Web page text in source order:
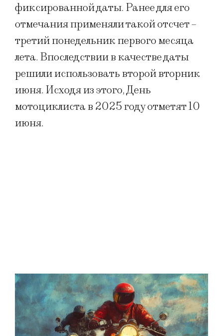
фиксированной даты. Ранее для его
отмечания применяли такой отсчет –
третий понедельник первого месяца
лета. Впоследствии в качестве даты
решили использовать второй вторник
июня. Исходя из этого, День
мотоциклиста в 2025 году отметят 10
июня.